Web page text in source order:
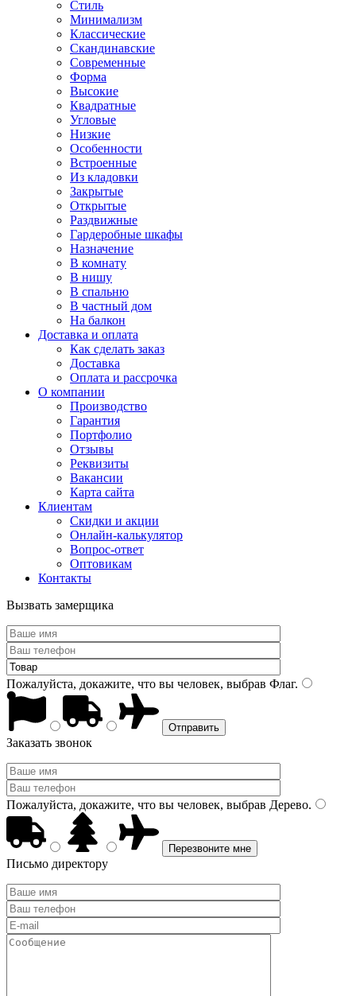
Стиль
Минимализм
Классические
Скандинавские
Современные
Форма
Высокие
Квадратные
Угловые
Низкие
Особенности
Встроенные
Из кладовки
Закрытые
Открытые
Раздвижные
Гардеробные шкафы
Назначение
В комнату
В нишу
В спальню
В частный дом
На балкон
Доставка и оплата
Как сделать заказ
Доставка
Оплата и рассрочка
О компании
Производство
Гарантия
Портфолио
Отзывы
Реквизиты
Вакансии
Карта сайта
Клиентам
Скидки и акции
Онлайн-калькулятор
Вопрос-ответ
Оптовикам
Контакты
Вызвать замерщика
Пожалуйста, докажите, что вы человек, выбрав Флаг.
Заказать звонок
Пожалуйста, докажите, что вы человек, выбрав Дерево.
Письмо директору